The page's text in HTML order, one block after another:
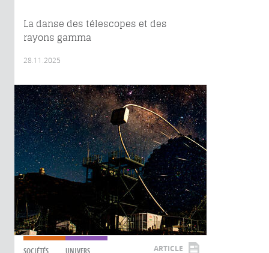
La danse des télescopes et des
rayons gamma
28.11.2025
SOCIÉTÉS UNIVERS ARTICLE